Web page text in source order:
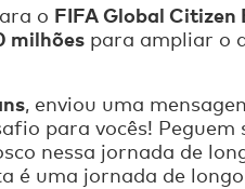
o FIFA Global Citizen
milhões para ampliar o
, enviou uma
para vocês!
nessa jornada de
é uma jornada de